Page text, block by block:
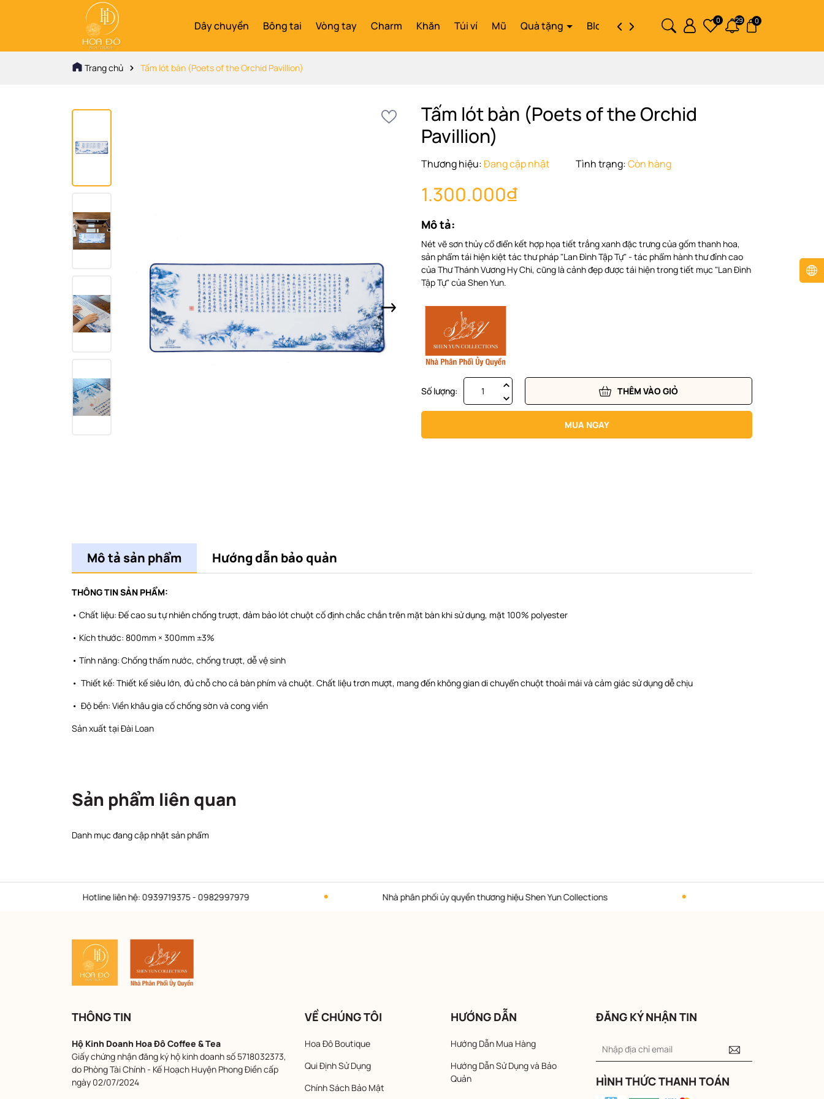
Dây chuyền Bông tai Vòng tay Charm Khăn Túi ví Mũ Quà tặng Blog Liên hệ 0 29 0
Trang chủ Tấm lót bàn (Poets of the Orchid Pavillion)
Tấm lót bàn (Poets of the Orchid
Pavillion)
Thương hiệu:Đang cập nhật Tình trạng:Còn hàng
1.300.000₫
Mô tả:
Nét vẽ sơn thủy cổ điển kết hợp họa tiết trắng xanh đặc trưng của gốm thanh hoa,
sản phẩm tái hiện kiệt tác thư pháp "Lan Đình Tập Tự" - tác phẩm hành thư đỉnh cao
của Thư Thánh Vương Hy Chi, cũng là cảnh đẹp được tái hiện trong tiết mục "Lan Đình
Tập Tự" của Shen Yun.
Số lượng: THÊM VÀO GIỎ
MUA NGAY
Mô tả sản phẩm Hướng dẫn bảo quản
THÔNG TIN SẢN PHẨM:
• Chất liệu: Đế cao su tự nhiên chống trượt, đảm bảo lót chuột cố định chắc chắn trên mặt bàn khi sử dụng, mặt 100% polyester
• Kích thước: 800mm × 300mm ±3%
• Tính năng: Chống thấm nước, chống trượt, dễ vệ sinh
• Thiết kế: Thiết kế siêu lớn, đủ chỗ cho cả bàn phím và chuột. Chất liệu trơn mượt, mang đến không gian di chuyển chuột thoải mái và cảm giác sử dụng dễ chịu
• Độ bền: Viền khâu gia cố chống sờn và cong viền
Sản xuất tại Đài Loan
Sản phẩm liên quan
Danh mục đang cập nhật sản phẩm
Hotline liên hệ: 0939719375 - 0982997979 Nhà phân phối ủy quyền thương hiệu Shen Yun Collections
THÔNG TIN
Hộ Kinh Doanh Hoa Đô Coffee & Tea
Giấy chứng nhận đăng ký hộ kinh doanh số 5718032373,
do Phòng Tài Chính - Kế Hoạch Huyện Phong Điền cấp
ngày 02/07/2024
VỀ CHÚNG TÔI
Hoa Đô Boutique
Qui Định Sử Dụng
Chính Sách Bảo Mật
HƯỚNG DẪN
Hướng Dẫn Mua Hàng
Hướng Dẫn Sử Dụng và Bảo
Quản
ĐĂNG KÝ NHẬN TIN
HÌNH THỨC THANH TOÁN